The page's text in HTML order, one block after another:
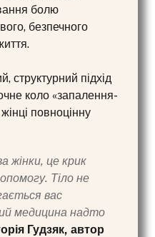
болю
безпечного
структурний підхід
коло «запалення-
повноцінну
жінки, це крик
Тіло не
вас
медицина надто
Гудзяк, автор